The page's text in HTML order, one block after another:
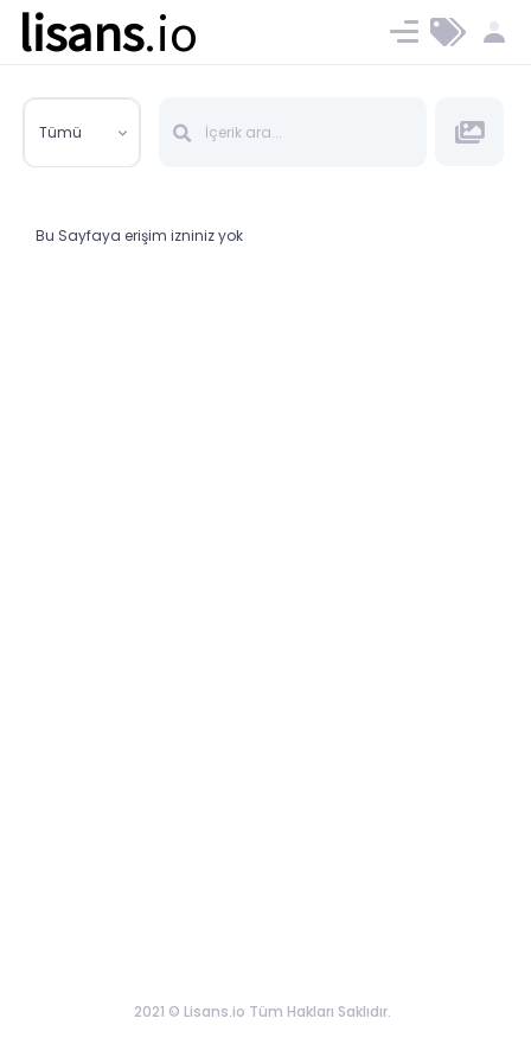
lisans.io Ücret ve Planlar
Tümü
Bu Sayfaya erişim izniniz yok
2021 © Lisans.io Tüm Hakları Saklıdır.